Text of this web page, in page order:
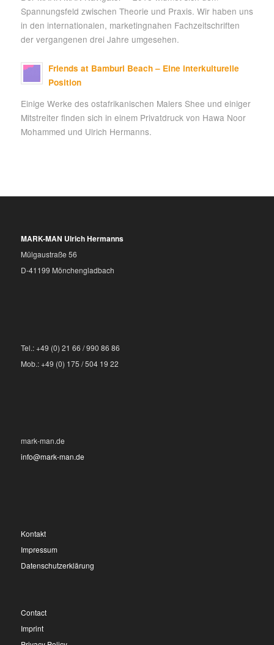
Spannungsfeld zwischen Theorie und Praxis. Wir haben uns
in den internationalen, marketingnahen Fachzeitschriften
der vergangenen drei Jahre umgesehen.
Friends at Bamburi Beach – Eine interkulturelle
Position
Einige Werke des ostafrikanischen Malers Shee und einiger
Mitstreiter finden sich in einem Privatdruck von Hawa Noor
Mohammed und Ulrich Hermanns.
MARK-MAN Ulrich Hermanns
Mülgaustraße 56
D-41199 Mönchengladbach
Tel.: +49 (0) 21 66 / 990 86 86
Mob.: +49 (0) 175 / 504 19 22
mark-man.de
info@mark-man.de
Kontakt
Impressum
Datenschutzerklärung
Contact
Imprint